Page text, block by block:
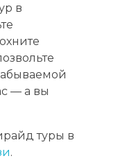
в
— а вы
туры в
.